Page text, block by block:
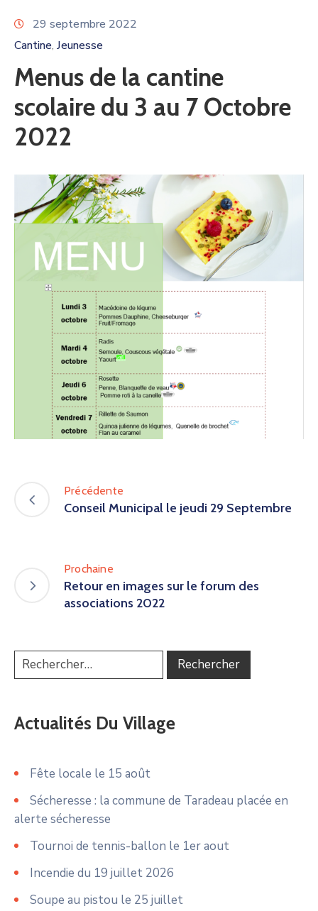
29 septembre 2022
Cantine‚ Jeunesse
Menus de la cantine
scolaire du 3 au 7 Octobre
2022
Précédente
Conseil Municipal le jeudi 29 Septembre
Prochaine
Retour en images sur le forum des
associations 2022
Actualités Du Village
Fête locale le 15 août
Sécheresse : la commune de Taradeau placée en
alerte sécheresse
Tournoi de tennis-ballon le 1er aout
Incendie du 19 juillet 2026
Soupe au pistou le 25 juillet